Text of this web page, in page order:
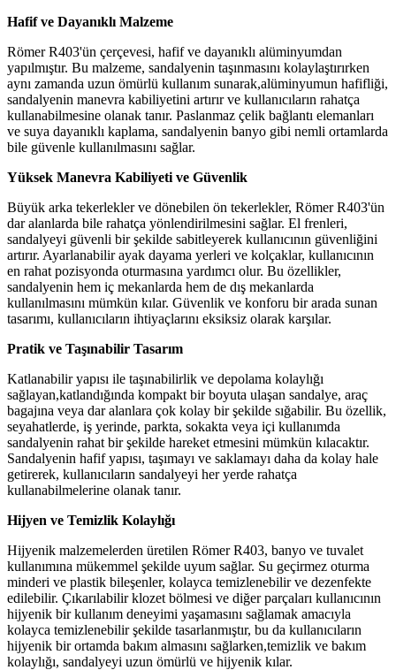
Hafif ve Dayanıklı Malzeme
Römer R403'ün çerçevesi, hafif ve dayanıklı alüminyumdan
yapılmıştır. Bu malzeme, sandalyenin taşınmasını kolaylaştırırken
aynı zamanda uzun ömürlü kullanım sunarak,alüminyumun hafifliği,
sandalyenin manevra kabiliyetini artırır ve kullanıcıların rahatça
kullanabilmesine olanak tanır. Paslanmaz çelik bağlantı elemanları
ve suya dayanıklı kaplama, sandalyenin banyo gibi nemli ortamlarda
bile güvenle kullanılmasını sağlar.
Yüksek Manevra Kabiliyeti ve Güvenlik
Büyük arka tekerlekler ve dönebilen ön tekerlekler, Römer R403'ün
dar alanlarda bile rahatça yönlendirilmesini sağlar. El frenleri,
sandalyeyi güvenli bir şekilde sabitleyerek kullanıcının güvenliğini
artırır. Ayarlanabilir ayak dayama yerleri ve kolçaklar, kullanıcının
en rahat pozisyonda oturmasına yardımcı olur. Bu özellikler,
sandalyenin hem iç mekanlarda hem de dış mekanlarda
kullanılmasını mümkün kılar. Güvenlik ve konforu bir arada sunan
tasarımı, kullanıcıların ihtiyaçlarını eksiksiz olarak karşılar.
Pratik ve Taşınabilir Tasarım
Katlanabilir yapısı ile taşınabilirlik ve depolama kolaylığı
sağlayan,katlandığında kompakt bir boyuta ulaşan sandalye, araç
bagajına veya dar alanlara çok kolay bir şekilde sığabilir. Bu özellik,
seyahatlerde, iş yerinde, parkta, sokakta veya içi kullanımda
sandalyenin rahat bir şekilde hareket etmesini mümkün kılacaktır.
Sandalyenin hafif yapısı, taşımayı ve saklamayı daha da kolay hale
getirerek, kullanıcıların sandalyeyi her yerde rahatça
kullanabilmelerine olanak tanır.
Hijyen ve Temizlik Kolaylığı
Hijyenik malzemelerden üretilen Römer R403, banyo ve tuvalet
kullanımına mükemmel şekilde uyum sağlar. Su geçirmez oturma
minderi ve plastik bileşenler, kolayca temizlenebilir ve dezenfekte
edilebilir. Çıkarılabilir klozet bölmesi ve diğer parçaları kullanıcının
hijyenik bir kullanım deneyimi yaşamasını sağlamak amacıyla
kolayca temizlenebilir şekilde tasarlanmıştır, bu da kullanıcıların
hijyenik bir ortamda bakım almasını sağlarken,temizlik ve bakım
kolaylığı, sandalyeyi uzun ömürlü ve hijyenik kılar.